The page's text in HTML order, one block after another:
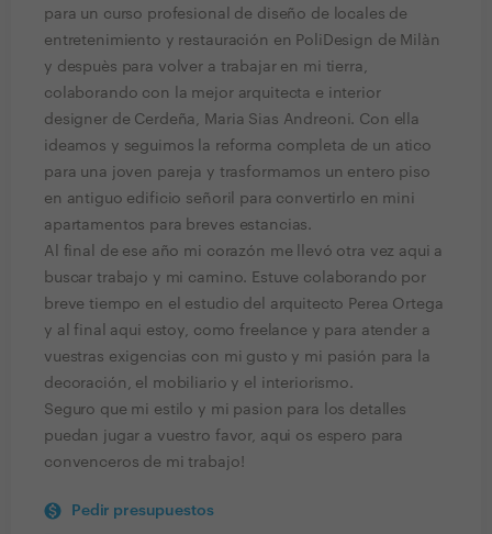
para un curso profesional de diseño de locales de
entretenimiento y restauración en PoliDesign de Milàn
y despuès para volver a trabajar en mi tierra,
colaborando con la mejor arquitecta e interior
designer de Cerdeña, Maria Sias Andreoni. Con ella
ideamos y seguimos la reforma completa de un atico
para una joven pareja y trasformamos un entero piso
en antiguo edificio señoril para convertirlo en mini
apartamentos para breves estancias.
Al final de ese año mi corazón me llevó otra vez aqui a
buscar trabajo y mi camino. Estuve colaborando por
breve tiempo en el estudio del arquitecto Perea Ortega
y al final aqui estoy, como freelance y para atender a
vuestras exigencias con mi gusto y mi pasión para la
decoración, el mobiliario y el interiorismo.
Seguro que mi estilo y mi pasion para los detalles
puedan jugar a vuestro favor, aqui os espero para
convenceros de mi trabajo!
Pedir presupuestos